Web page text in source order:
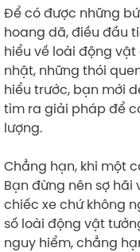
Để có được những
hoang dã, điều đầu
hiểu về loài động
nhật, những thói
hiểu trước, bạn mới
tìm ra giải pháp để
lượng.
Chẳng hạn, khi một
Bạn đừng nên sợ
chiếc xe chứ không
số loài động vật
nguy hiểm, chẳng